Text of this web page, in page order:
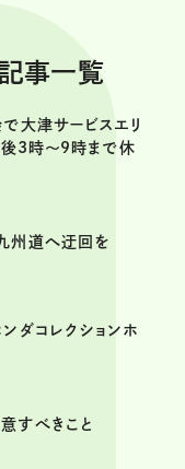
事一覧
大津サービスエリ
3時～9時まで休
州道へ迂回を
ダコレクションホ
すべきこと